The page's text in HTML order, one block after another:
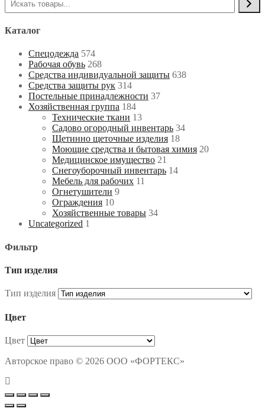
Каталог
Спецодежда 574
Рабочая обувь 268
Средства индивидуальной защиты 638
Средства защиты рук 314
Постельные принадлежности 37
Хозяйственная группа 184
Технические ткани 13
Садово огородный инвентарь 34
Щетинно щеточные изделия 18
Моющие средства и бытовая химия 20
Медицинское имущество 21
Снегоуборочный инвентарь 14
Мебель для рабочих 11
Огнетушители 9
Ограждения 10
Хозяйственные товары 34
Uncategorized 1
Фильтр
Тип изделия
Тип изделия
Цвет
Цвет
Авторское право © 2026 ООО «ФОРТЕКС»